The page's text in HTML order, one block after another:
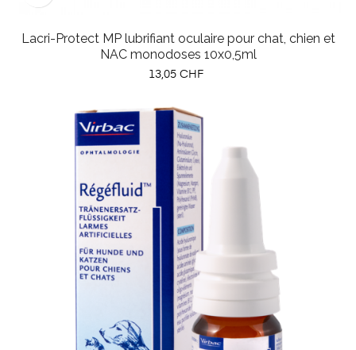
Lacri-Protect MP lubrifiant oculaire pour chat, chien et
NAC monodoses 10x0,5ml
Prix
13,05 CHF